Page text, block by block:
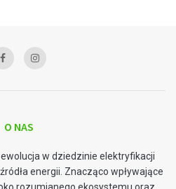
O NAS
w dziedzinie elektryfikacji
energii. Znacząco wpływające